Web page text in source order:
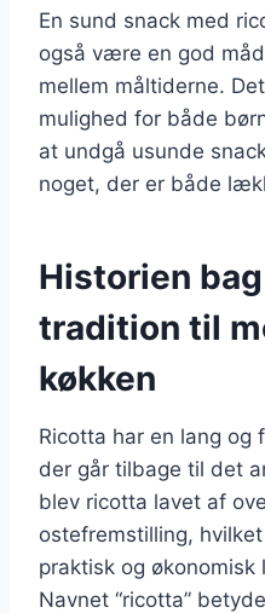
En sund snack med
også være en god
mellem måltiderne.
mulighed for både
at undgå usunde
noget, der er både
Historien
tradition til
køkken
Ricotta har en lang og
der går tilbage til det
blev ricotta lavet af
ostefremstilling,
praktisk og økonomisk
Navnet “ricotta”